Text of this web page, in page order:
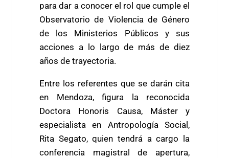
para dar a conocer el rol que cumple el
Observatorio de Violencia de Género
de los Ministerios Públicos y sus
acciones a lo largo de más de diez
años de trayectoria.
Entre los referentes que se darán cita
en Mendoza, figura la reconocida
Doctora Honoris Causa, Máster y
especialista en Antropología Social,
Rita Segato, quien tendrá a cargo la
conferencia magistral de apertura,